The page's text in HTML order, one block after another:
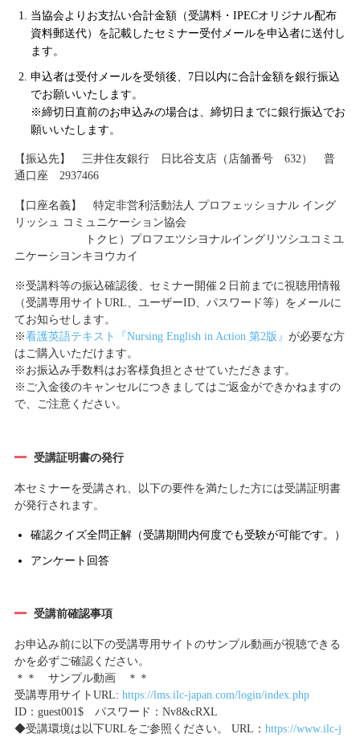
当協会よりお支払い合計金額（受講料・IPECオリジナル配布
資料郵送代）を記載したセミナー受付メールを申込者に送付し
ます。
申込者は受付メールを受領後、7日以内に合計金額を銀行振込
でお願いいたします。
※締切日直前のお申込みの場合は、締切日までに銀行振込でお
願いいたします。
【振込先】 三井住友銀行 日比谷支店（店舗番号 632） 普
通口座 2937466
【口座名義】 特定非営利活動法人 プロフェッショナル イング
リッシュ コミュニケーション協会
トクヒ）プロフエツシヨナルイングリツシユコミユ
ニケーシヨンキヨウカイ
※受講料等の振込確認後、セミナー開催２日前までに視聴用情報
（受講専用サイトURL、ユーザーID、パスワード等）をメールに
てお知らせします。
※看護英語テキスト『Nursing English in Action 第2版』 が必要な方
はご購入いただけます。
※お振込み手数料はお客様負担とさせていただきます。
※ご入金後のキャンセルにつきましてはご返金ができかねますの
で、ご注意ください。
受講証明書の発行
本セミナーを受講され、以下の要件を満たした方には受講証明書
が発行されます。
確認クイズ全問正解（受講期間内何度でも受験が可能です。）
アンケート回答
受講前確認事項
お申込み前に以下の受講専用サイトのサンプル動画が視聴できる
かを必ずご確認ください。
＊＊ サンプル動画 ＊＊
受講専用サイトURL: https://lms.ilc-japan.com/login/index.php
ID：guest001$ パスワード：Nv8&cRXL
◆受講環境は以下URLをご参照ください。 URL： https://www.ilc-j